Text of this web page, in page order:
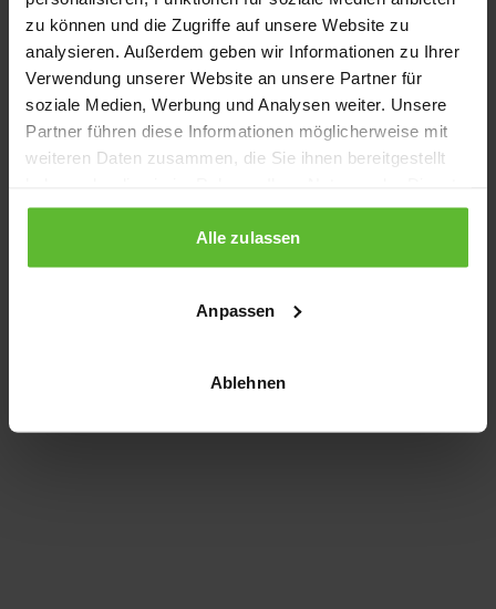
zu können und die Zugriffe auf unsere Website zu
analysieren. Außerdem geben wir Informationen zu Ihrer
Verwendung unserer Website an unsere Partner für
soziale Medien, Werbung und Analysen weiter. Unsere
Partner führen diese Informationen möglicherweise mit
weiteren Daten zusammen, die Sie ihnen bereitgestellt
gesammelt haben.
Alle zulassen
Anpassen
Ablehnen
Application error: a client-side exception has occurred
loading www.kurzwego.de (see the browser console for more
information).